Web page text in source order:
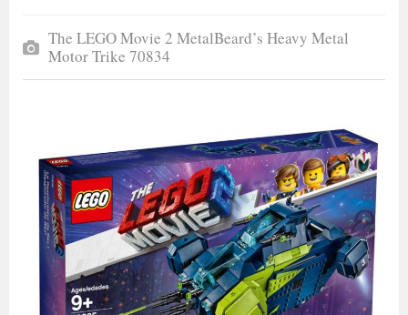
The LEGO Movie 2 MetalBeard’s Heavy Metal
Motor Trike 70834